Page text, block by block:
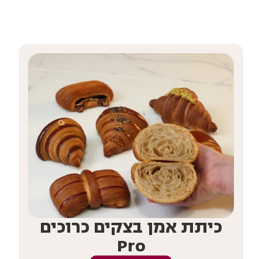
כיתת אמן בצקים כרוכים
Pro